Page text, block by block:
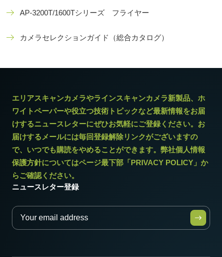
AP-3200T/1600Tシリーズ フライヤー
カメラセレクションガイド（総合カタログ）
エリアスキャンカメラやラインスキャンカメラ新製品、ホ
ワイトペーパーや役立つ技術トピックなど最新情報をお届
けするニュースレターにぜひお気軽にご登録ください。お
届けするメールには毎回登録解除リンクがございますの
で、いつでも購読をやめることができます。弊社個人情報
保護方針についてはページ最下部「PRIVACY POLICY」か
らご確認ください。
ニュースレター登録